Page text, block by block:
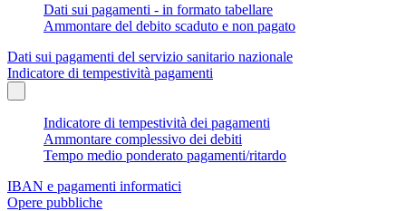
Dati sui pagamenti - in formato tabellare
Ammontare del debito scaduto e non pagato
Dati sui pagamenti del servizio sanitario nazionale
Indicatore di tempestività pagamenti
Indicatore di tempestività dei pagamenti
Ammontare complessivo dei debiti
Tempo medio ponderato pagamenti/ritardo
IBAN e pagamenti informatici
Opere pubbliche